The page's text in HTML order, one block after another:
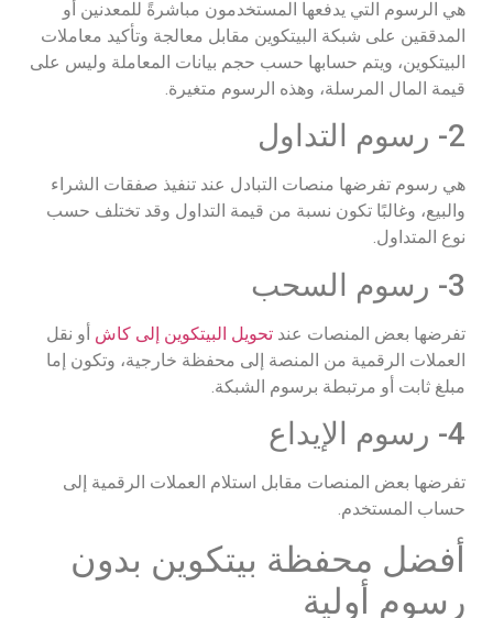
هي الرسوم التي يدفعها المستخدمون مباشرةً للمعدنين أو
المدققين على شبكة البيتكوين مقابل معالجة وتأكيد معاملات
البيتكوين، ويتم حسابها حسب حجم بيانات المعاملة وليس على
قيمة المال المرسلة، وهذه الرسوم متغيرة.
2- رسوم التداول
هي رسوم تفرضها منصات التبادل عند تنفيذ صفقات الشراء
والبيع، وغالبًا تكون نسبة من قيمة التداول وقد تختلف حسب
نوع المتداول.
3- رسوم السحب
تفرضها بعض المنصات عند تحويل البيتكوين إلى كاش أو نقل
العملات الرقمية من المنصة إلى محفظة خارجية، وتكون إما
مبلغ ثابت أو مرتبطة برسوم الشبكة.
4- رسوم الإيداع
تفرضها بعض المنصات مقابل استلام العملات الرقمية إلى
حساب المستخدم.​
أفضل محفظة بيتكوين بدون
رسوم أولية